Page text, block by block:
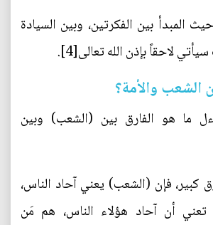
المبدأ بين الفكرتين، وبين السيادة
لاحقاً بإذن الله تعالى[4].
الشعب والأمة؟
ما هو الفارق بين (الشعب) وبين
كبير، فإن (الشعب) يعني آحاد الناس،
تعني أن آحاد هؤلاء الناس، هم مَن